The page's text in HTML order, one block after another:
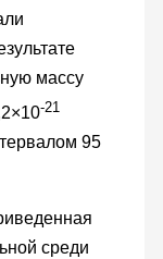
массу
-21
95
среди